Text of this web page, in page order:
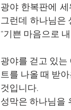
광야 한복판에
그런데 하나님은
“기쁜 마음으로
광야를 걷고 있는
트를 나올 때 받
것입니다.
성막은 하나님을